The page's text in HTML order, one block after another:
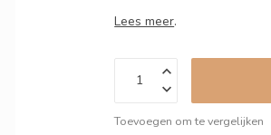
Lees meer.
Toevoegen om te vergelijken